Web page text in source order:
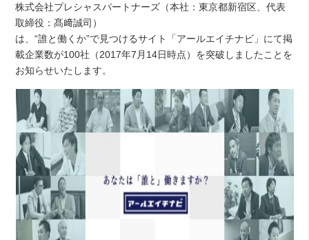
株式会社プレシャスパートナーズ（本社：東京都新宿区、代表
取締役：髙﨑誠司）
は、“誰と働くか”で見つけるサイト「アールエイチナビ」にて掲
載企業数が100社（2017年7月14日時点）を突破しましたことを
お知らせいたします。